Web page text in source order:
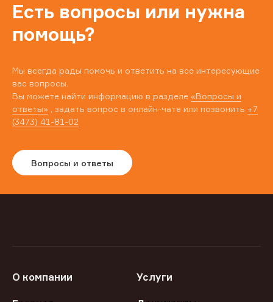
Есть вопросы или нужна
помощь?
Мы всегда рады помочь и ответить на все интересующие
вас вопросы.
Вы можете найти информацию в разделе «Вопросы и
ответы» , задать вопрос в онлайн-чате или позвонить +7
(3473) 41-81-02
Вопросы и ответы
О компании Услуги